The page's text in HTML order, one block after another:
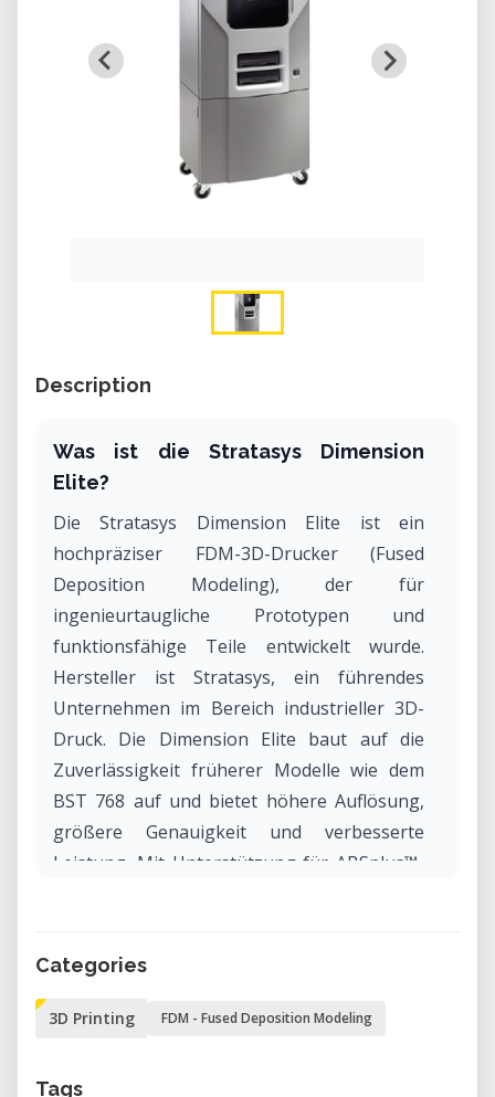
Description
Was ist die Stratasys Dimension
Elite?
Die Stratasys Dimension Elite ist ein
hochpräziser FDM-3D-Drucker (Fused
Deposition Modeling), der für
ingenieurtaugliche Prototypen und
funktionsfähige Teile entwickelt wurde.
Hersteller ist Stratasys, ein führendes
Unternehmen im Bereich industrieller 3D-
Druck. Die Dimension Elite baut auf die
Zuverlässigkeit früherer Modelle wie dem
BST 768 auf und bietet höhere Auflösung,
größere Genauigkeit und verbesserte
Leistung. Mit Unterstützung für ABSplus™-
Produktentwicklung oder Bildung
Categories
3D Printing FDM - Fused Deposition Modeling
Tags